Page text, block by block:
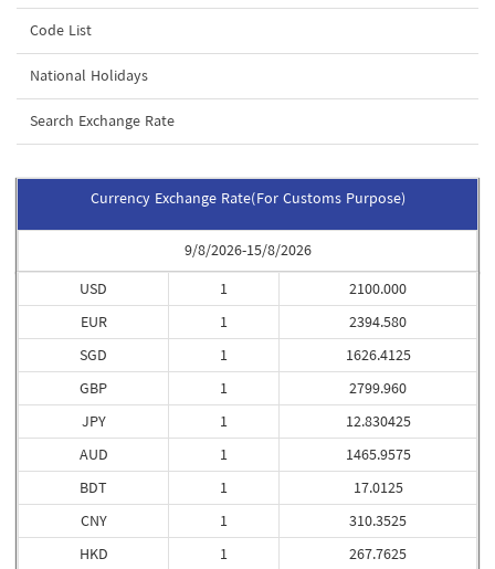
Code List
National Holidays
Search Exchange Rate
Currency Exchange Rate(For Customs Purpose)
9/8/2026-15/8/2026
USD
EUR
SGD
GBP
JPY
AUD
BDT
CNY
HKD
1
1
1
1
1
1
1
1
1
2100.000
2394.580
1626.4125
2799.960
12.830425
1465.9575
17.0125
310.3525
267.7625